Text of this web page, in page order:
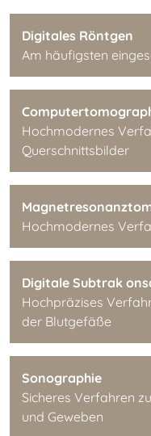
Digitales Röntgen
Am häufigsten
Hochmodernes
Querschnittsbilder
Hochmodernes
Digitale Subtrak
Hochpräzises
der Blutgefäße
Sonographie
Sicheres Verfahren
und Geweben